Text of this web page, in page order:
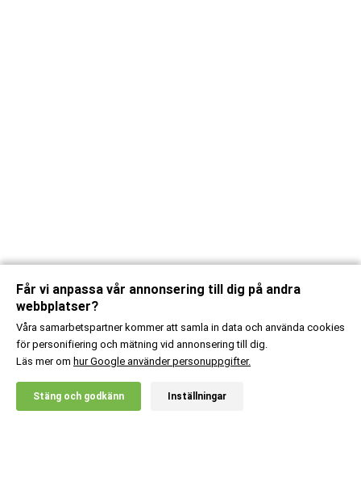
20% RABATT!
X
Får vi anpassa vår annonsering till dig på andra
webbplatser?
Våra samarbetspartner kommer att samla in data och använda cookies
för personifiering och mätning vid annonsering till dig.
Läs mer om hur Google använder personuppgifter.
Stäng och godkänn Inställningar